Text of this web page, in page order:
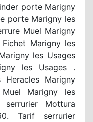
porte Marigny
porte Marigny les
Muel Marigny
Marigny les
les Usages
les Usages .
Heracles Marigny
Marigny les
serrurier Mottura
Tarif serrurier